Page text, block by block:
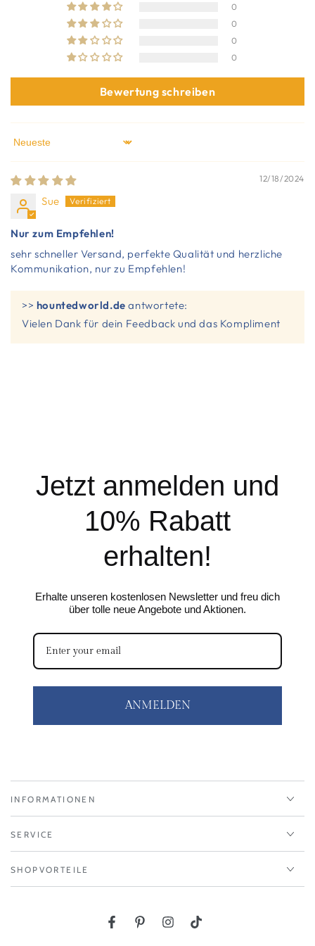
0
0
0
0
Bewertung schreiben
Sort by
12/18/2024
Sue
Nur zum Empfehlen!
sehr schneller Versand, perfekte Qualität und herzliche
Kommunikation, nur zu Empfehlen!
>> hountedworld.de antwortete:
Vielen Dank für dein Feedback und das Kompliment
Jetzt anmelden und
10% Rabatt
erhalten!
Erhalte unseren kostenlosen Newsletter und freu dich
über tolle neue Angebote und Aktionen.
ANMELDEN
INFORMATIONEN
SERVICE
SHOPVORTEILE
FacebookPinterestInstagram
TikTok